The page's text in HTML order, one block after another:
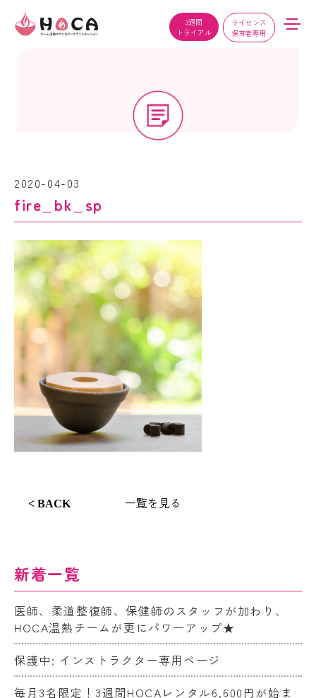
3週間
トライアル
ライセンス
保有者専用
2020-04-03
fire_bk_sp
< BACK 一覧を見る
新着一覧
医師、柔道整復師、保健師のスタッフが加わり、
HOCA温熱チームが更にパワーアップ★
保護中: インストラクター専用ページ
毎月3名限定！3週間HOCAレンタル6,600円が始ま